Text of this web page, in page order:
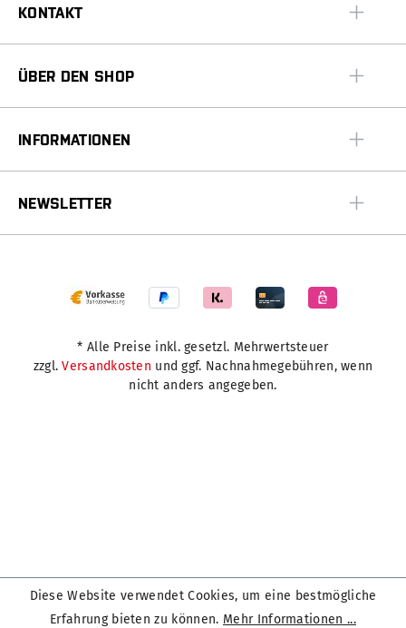
KONTAKT
ÜBER DEN SHOP
INFORMATIONEN
NEWSLETTER
* Alle Preise inkl. gesetzl. Mehrwertsteuer
zzgl.Versandkosten und ggf. Nachnahmegebühren, wenn
nicht anders angegeben.
Diese Website verwendet Cookies, um eine bestmögliche
Erfahrung bieten zu können. Mehr Informationen ...